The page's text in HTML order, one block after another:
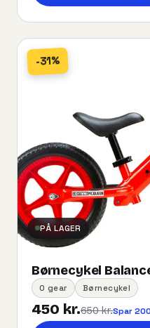
-31%
PÅ LAGER
Børnecykel
0 gear Børnecykel
450 kr.650 kr.Spar